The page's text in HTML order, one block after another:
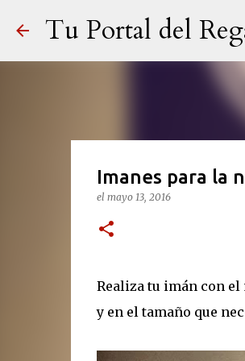
Tu Portal del
Imanes para la
el mayo 13, 2016
Realiza tu imán con el
y en el tamaño que